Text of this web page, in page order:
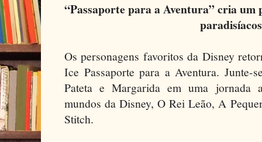
“Passaporte para a Aventura” cria
paradisíacos
Os personagens favoritos da Disney
Ice Passaporte para a Aventura.
Pateta e Margarida em uma jornada
mundos da Disney, O Rei Leão, A
Stitch.